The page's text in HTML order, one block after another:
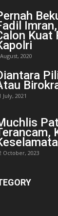
Kuat
2020
July, 2021
October, 2023